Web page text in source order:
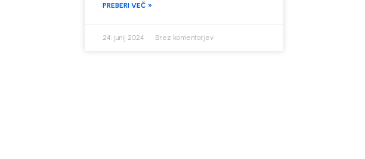
PREBERI VEČ »
24. junij 2024 Brez komentarjev